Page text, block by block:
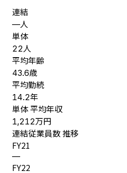
連結
—人
単体
22 人
平均年齢
43.6歳
平均勤続
14.2年
単体 平均年収
1,212万円
連結従業員数 推移
FY21
—
FY22